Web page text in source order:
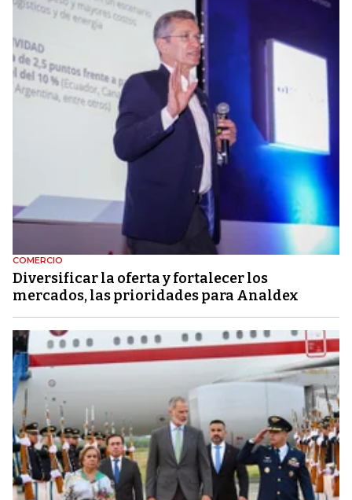
COMERCIO
Diversificar la oferta y fortalecer los
mercados, las prioridades para Analdex